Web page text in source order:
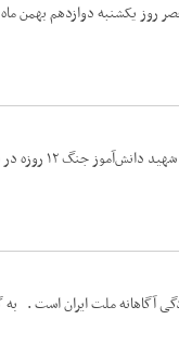
روز یکشنبه دوازدهم بهمن
مدیر آموزش و پرورش شهرستان
از ایستادگی آگاهانه ملت